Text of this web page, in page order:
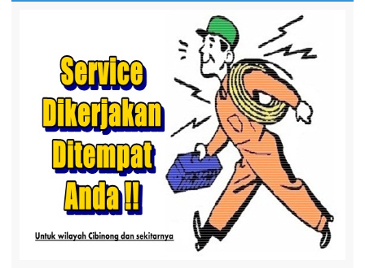
==================================================
Terimakasih sangat membantu
Ade - Alfalah
Adedwiputri.adp@gmail.com
==================================================